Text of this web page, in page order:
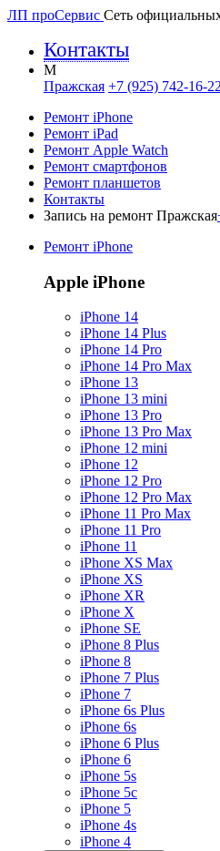
ЛП проСервис Сеть
Контакты
M
Пражская +7 (925) 742-16-22
Ремонт iPhone
Ремонт iPad
Ремонт Apple Watch
Ремонт смартфонов
Ремонт планшетов
Контакты
Запись на ремонт Пражская
Ремонт iPhone
Apple iPhone
iPhone 14
iPhone 14 Plus
iPhone 14 Pro
iPhone 14 Pro Max
iPhone 13
iPhone 13 mini
iPhone 13 Pro
iPhone 13 Pro Max
iPhone 12 mini
iPhone 12
iPhone 12 Pro
iPhone 12 Pro Max
iPhone 11 Pro Max
iPhone 11 Pro
iPhone 11
iPhone XS Max
iPhone XS
iPhone XR
iPhone X
iPhone SE
iPhone 8 Plus
iPhone 8
iPhone 7 Plus
iPhone 7
iPhone 6s Plus
iPhone 6s
iPhone 6 Plus
iPhone 6
iPhone 5s
iPhone 5c
iPhone 5
iPhone 4s
iPhone 4